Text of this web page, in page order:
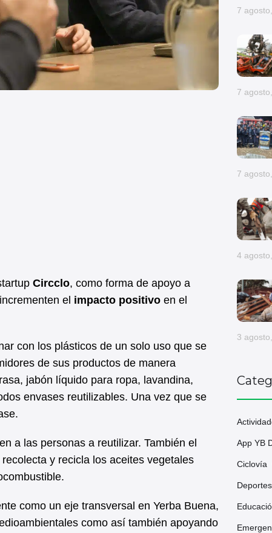
Circclo, como forma de apoyo a
el impacto positivo en el
con los plásticos de un solo uso que se
de sus productos de manera
jabón líquido para ropa, lavandina,
envases reutilizables. Una vez que se
a las personas a reutilizar. También el
y recicla los aceites vegetales
como un eje transversal en Yerba Buena,
como así también apoyando
7
7
7
4
3
App YB
Ciclovía
Deportes